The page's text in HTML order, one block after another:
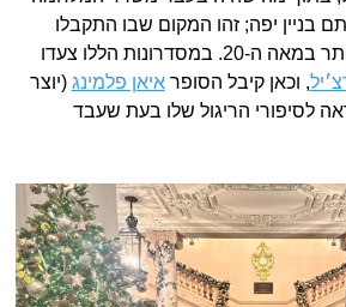
בניין יפה; זהו המקום שבו התקבלו
ההחלטות הגורליות ביותר במאה ה-20. במסדרונות הללו צעדו
, וכאן קיבל הסופראיאן פלמינג (יוצר
לסיפורי הריגול שלו בעת שעבד